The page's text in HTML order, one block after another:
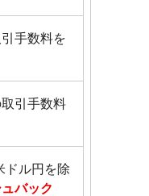
手数料を
引手数料
ドル円を除
バック